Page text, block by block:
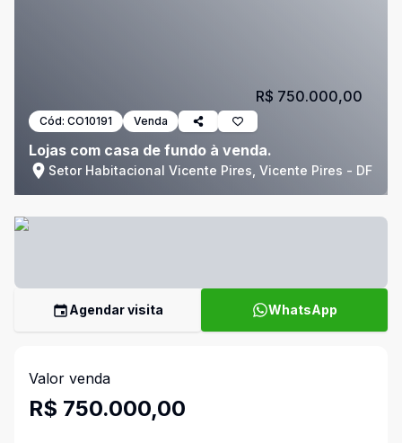
Cód: CO10191 Venda
Lojas com casa de fundo à venda.
Setor Habitacional Vicente Pires, Vicente Pires - DF
R$ 750.000,00
Agendar visita WhatsApp
Valor venda
R$ 750.000,00